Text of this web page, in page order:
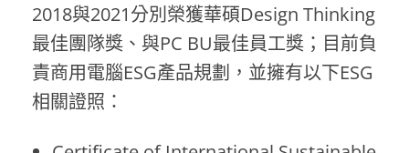
2018與2021分別榮獲華碩Design Thinking
最佳團隊獎、與PC BU最佳員工獎；目前負
責商用電腦ESG產品規劃，並擁有以下ESG
相關證照：